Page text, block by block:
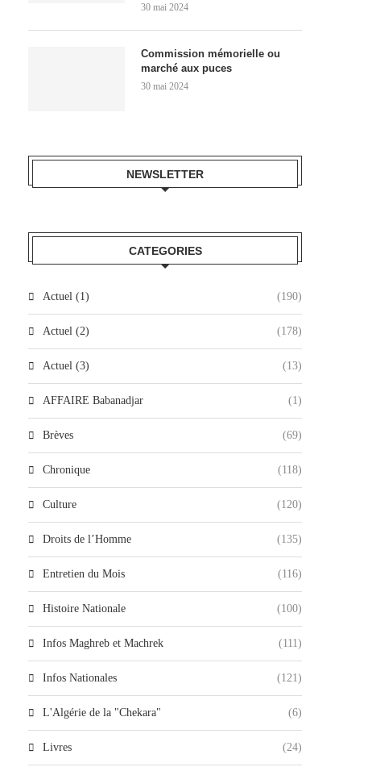
30 mai 2024
Commission mémorielle ou
marché aux puces
30 mai 2024
NEWSLETTER
CATEGORIES
Actuel (1) (190)
Actuel (2) (178)
Actuel (3) (13)
AFFAIRE Babanadjar (1)
Brèves (69)
Chronique (118)
Culture (120)
Droits de l’Homme (135)
Entretien du Mois (116)
Histoire Nationale (100)
Infos Maghreb et Machrek (111)
Infos Nationales (121)
L'Algérie de la "Chekara" (6)
Livres (24)